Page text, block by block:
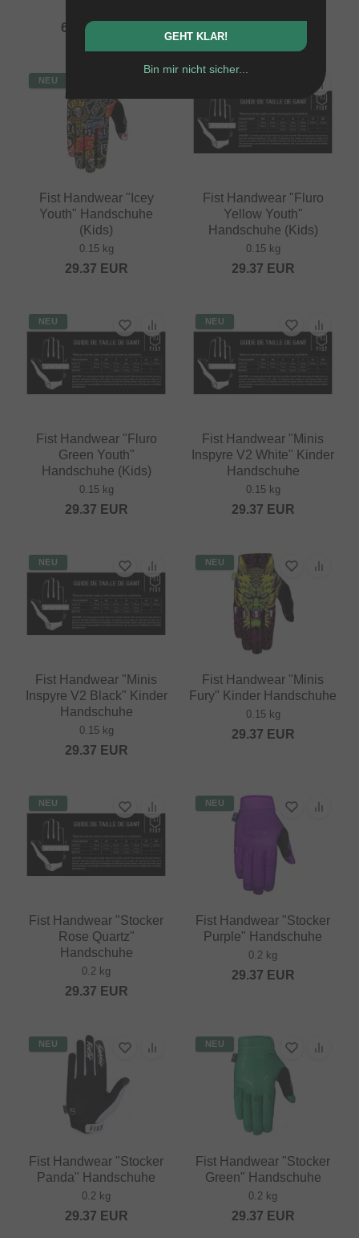
689.03
NEU
Fist Handwear "Icey
Youth" Handschuhe
(Kids)
0.15 kg
29.37 EUR
Fist Handwear "Fluro
Yellow Youth"
Handschuhe (Kids)
0.15 kg
29.37 EUR
NEU
Fist Handwear "Fluro
Green Youth"
Handschuhe (Kids)
0.15 kg
29.37 EUR
NEU
Fist Handwear "Minis
Inspyre V2 White" Kinder
Handschuhe
0.15 kg
29.37 EUR
NEU
Fist Handwear "Minis
Inspyre V2 Black" Kinder
Handschuhe
0.15 kg
29.37 EUR
NEU
Fist Handwear "Minis
Fury" Kinder Handschuhe
0.15 kg
29.37 EUR
NEU
Fist Handwear "Stocker
Rose Quartz"
Handschuhe
0.2 kg
29.37 EUR
NEU
Fist Handwear "Stocker
Purple" Handschuhe
0.2 kg
29.37 EUR
NEU
Fist Handwear "Stocker
Panda" Handschuhe
0.2 kg
29.37 EUR
NEU
Fist Handwear "Stocker
Green" Handschuhe
0.2 kg
29.37 EUR
GEHT KLAR!
Bin mir nicht sicher...